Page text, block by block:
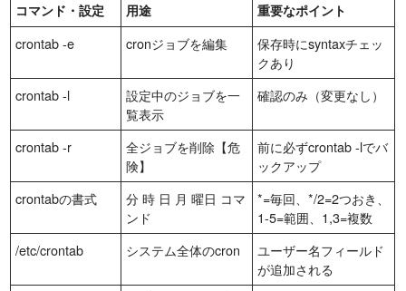
コマンド・設定 用途 重要なポイント
crontab -e cronジョブを編集
保存時にsyntaxチェッ
クあり
crontab -l
設定中のジョブを一
覧表示
確認のみ（変更なし）
crontab -r
全ジョブを削除【危
険】
前に必ずcrontab -lでバ
ックアップ
crontabの書式
分 時 日 月 曜日 コマ
ンド
*=毎回、*/2=2つおき、
1-5=範囲、1,3=複数
/etc/crontab
システム全体のcron
ユーザー名フィールド
が追加される